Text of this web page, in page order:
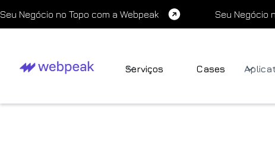
Seu Negócio no Topo com a Webpeak Seu Negócio
Serviços Cases